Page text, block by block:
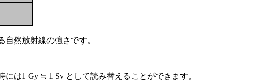
然放射線の強さです。
は1 Gy ≒ 1 Sv として読み替えることができます。